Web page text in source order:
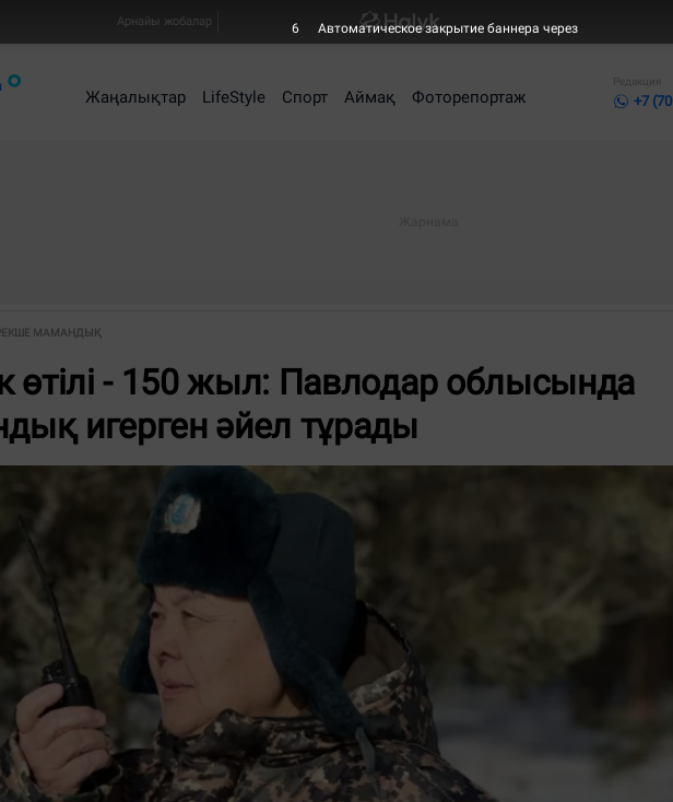
Арнайы жобалар
Жаңалықтар LifeStyle Спорт Аймақ Фоторепортаж
Редакция
+7
МАМАНДЫҚ
өтілі - 150 жыл: Павлодар облысында
игерген әйел тұрады
6 Автоматическое закрытие баннера через